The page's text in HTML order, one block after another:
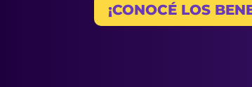
¡CONOCÉ LOS